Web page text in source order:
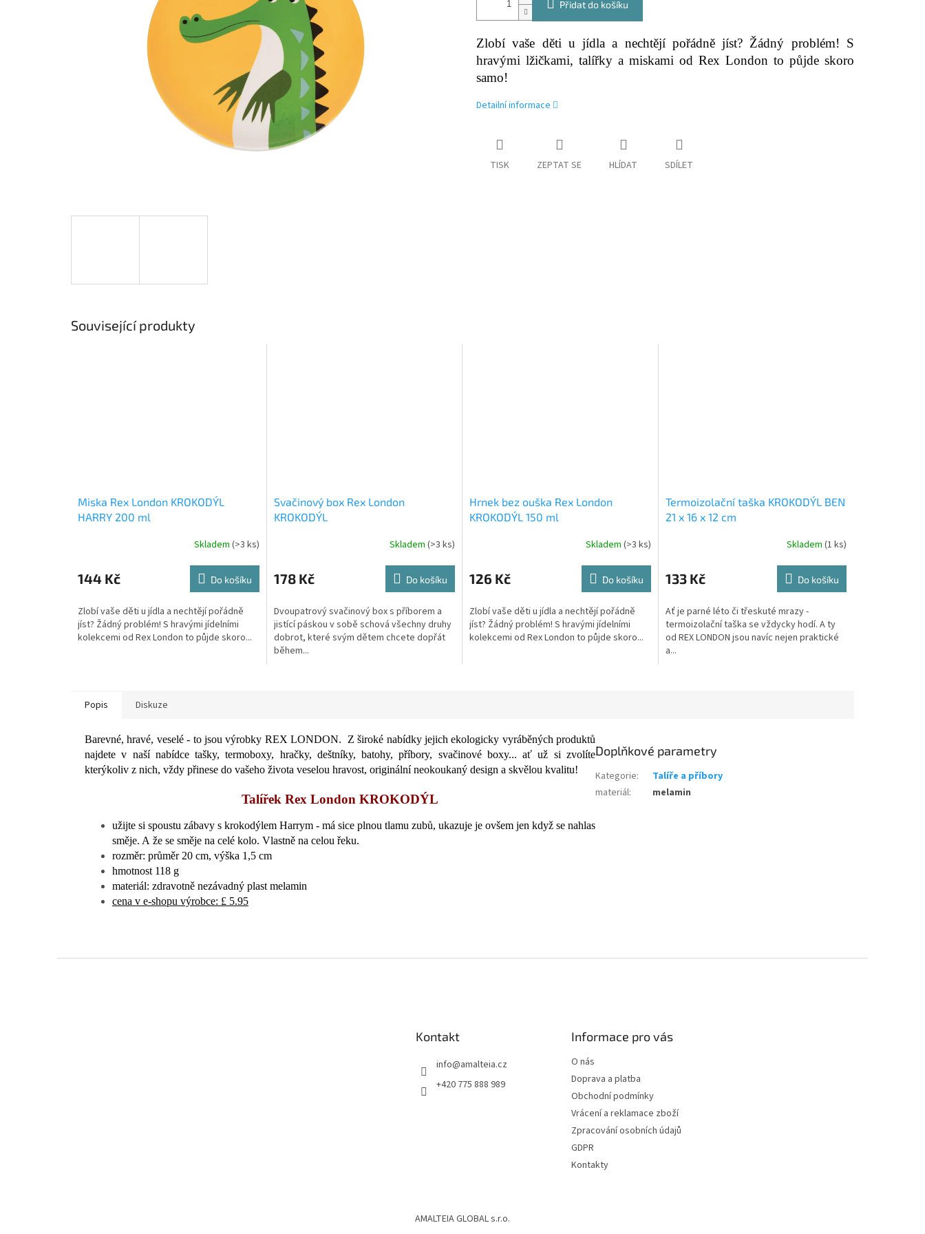
Přidat do košíku
Zlobí vaše děti u jídla a nechtějí pořádně jíst? Žádný problém! S
hravými lžičkami, talířky a miskami od Rex London to půjde skoro
samo!
Detailní informace
TISK ZEPTAT SE HLÍDAT SDÍLET
Související produkty
Miska Rex London KROKODÝL
HARRY 200 ml
Skladem (>3 ks)
144 Kč Do košíku
Zlobí vaše děti u jídla a nechtějí pořádně
jíst? Žádný problém! S hravými jídelními
kolekcemi od Rex London to půjde skoro...
Svačinový box Rex London
KROKODÝL
Skladem (>3 ks)
178 Kč Do košíku
Dvoupatrový svačinový box s příborem a
jistící páskou v sobě schová všechny druhy
dobrot, které svým dětem chcete dopřát
během...
Hrnek bez ouška Rex London
KROKODÝL 150 ml
Skladem (>3 ks)
126 Kč Do košíku
Zlobí vaše děti u jídla a nechtějí pořádně
jíst? Žádný problém! S hravými jídelními
kolekcemi od Rex London to půjde skoro...
Termoizolační taška KROKODÝL BEN
21 x 16 x 12 cm
produktu
je
z
5
hvězdiček.
Skladem(1 ks)
133 Kč Do košíku
Ať je parné léto či třeskuté mrazy -
termoizolační taška se vždycky hodí. A ty
od REX LONDON jsou navíc nejen praktické
a...
Popis Diskuze
Barevné, hravé, veselé - to jsou výrobky REX LONDON. Z široké nabídky jejich ekologicky vyráběných produktů
najdete v naší nabídce tašky, termoboxy, hračky, deštníky, batohy, příbory, svačinové boxy... ať už si zvolíte
kterýkoliv z nich, vždy přinese do vašeho života veselou hravost, originální neokoukaný design a skvělou kvalitu!
Talířek Rex London KROKODÝL
užijte si spoustu zábavy s krokodýlem Harrym - má sice plnou tlamu zubů, ukazuje je ovšem jen když se nahlas
směje. A že se směje na celé kolo. Vlastně na celou řeku.
rozměr: průměr 20 cm, výška 1,5 cm
hmotnost 118 g
materiál: zdravotně nezávadný plast melamin
cena v e-shopu výrobce: £ 5.95
Doplňkové parametry
Kategorie:
Talíře a příbory
materiál: melamin
Kontakt
info@amalteia.cz
+420 775 888 989
Informace pro vás
O nás
Doprava a platba
Obchodní podmínky
Vrácení a reklamace zboží
Zpracování osobních údajů
GDPR
Kontakty
AMALTEIA GLOBAL s.r.o.